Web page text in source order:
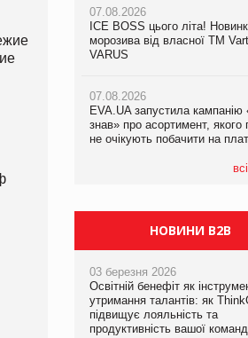
07.08.2026
ICE BOSS цього літа!
морозива від власної ТМ
VARUS
07.08.2026
EVA.UA запустила кампанію
знав» про асортимент, якого
не очікують побачити на
06.08.2026
Смачна новинка для
VARUS з’явилися паучі Varto
05.08.2026
Мережа супермаркетів
мережу магазинів формату
компанія налічуватиме 374
07.08.2026
Франція заборонила рекламні
НОВИНИ B2B
03 березня 2026
Освітній бенефіт як
утримання талантів: як
підвищує лояльність та
продуктивність вашої